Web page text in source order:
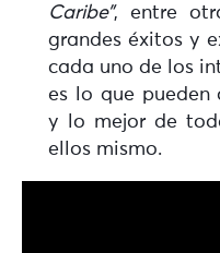
Caribe”, entre
grandes éxitos y
cada uno de los
es lo que pueden
y lo mejor de
ellos mismo.